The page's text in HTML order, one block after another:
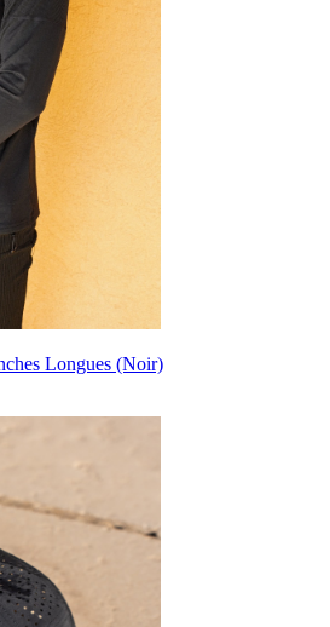
Longues (Noir)